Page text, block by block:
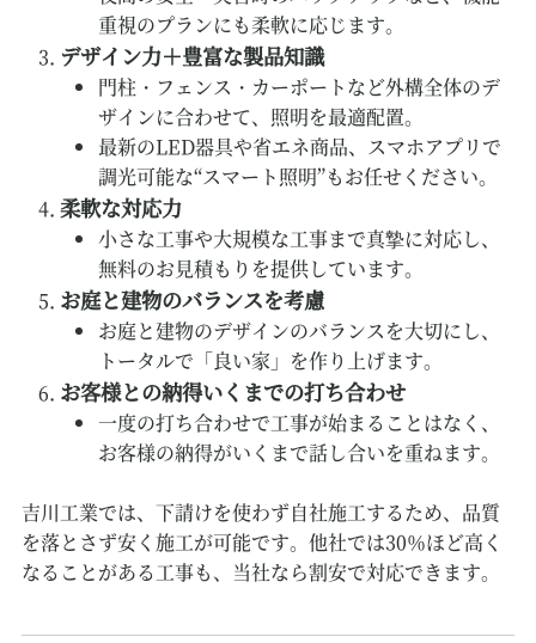
重視のプランにも柔軟に応じます。
デザイン力＋豊富な製品知識
門柱・フェンス・カーポートなど外構全体のデ
ザインに合わせて、照明を最適配置。
最新のLED器具や省エネ商品、スマホアプリで
調光可能な“スマート照明”もお任せください。
柔軟な対応力
小さな工事や大規模な工事まで真摯に対応し、
無料のお見積もりを提供しています。
お庭と建物のバランスを考慮
お庭と建物のデザインのバランスを大切にし、
トータルで「良い家」を作り上げます。
お客様との納得いくまでの打ち合わせ
一度の打ち合わせで工事が始まることはなく、
お客様の納得がいくまで話し合いを重ねます。
吉川工業では、下請けを使わず自社施工するため、品質
を落とさず安く施工が可能です。他社では30％ほど高く
なることがある工事も、当社なら割安で対応できます。